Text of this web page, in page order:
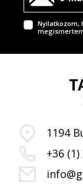
Nyilatkozom,
1194
+36